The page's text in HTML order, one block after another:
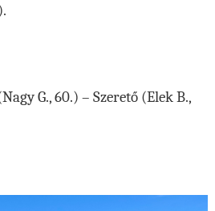
G., 60.) – Szerető (Elek B.,